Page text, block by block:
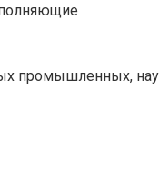
промышленных,